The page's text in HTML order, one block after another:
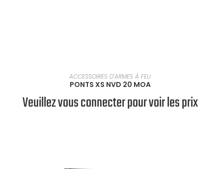
SÉLECTIONNER UNE OPTION
ACCESSOIRES D'ARMES À FEU
PONTS XS NVD 20 MOA
Veuillez vous connecter pour voir les prix